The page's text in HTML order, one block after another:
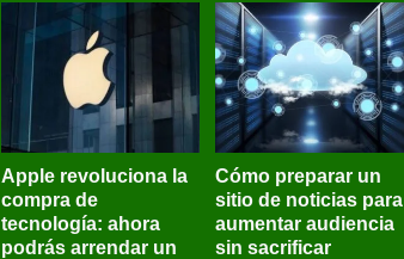
Apple revoluciona la
compra de
tecnología: ahora
podrás arrendar un
Cómo preparar un
sitio de noticias para
aumentar audiencia
sin sacrificar